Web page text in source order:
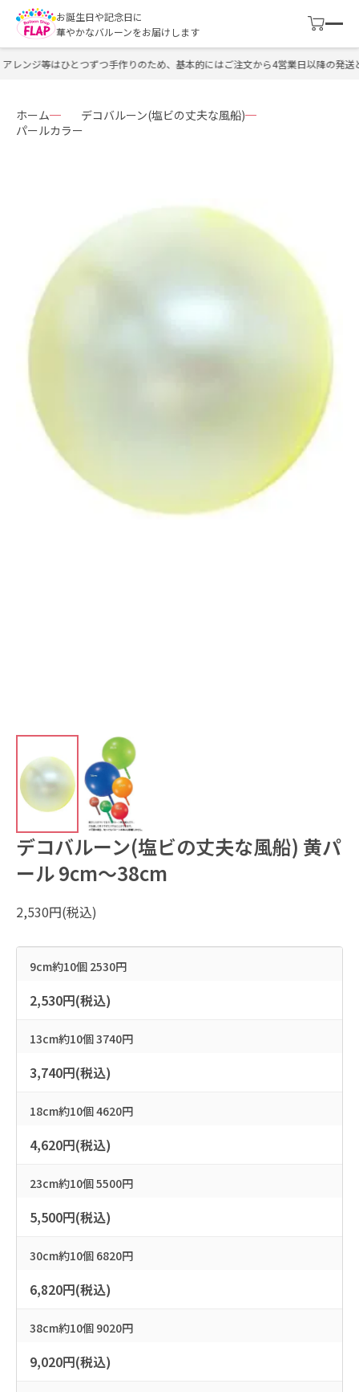
お誕生日や記念日に
華やかなバルーンをお届けします
ンジ等はひとつずつ手作りのため、基本的にはご注文から4営業日以降の発送と
ホーム
デコバルーン(塩ビの丈夫な風船)
パールカラー
デコバルーン(塩ビの丈夫な風船) 黄パ
ール 9cm～38cm
2,530円(税込)
9cm約10個 2530円
2,530円(税込)
13cm約10個 3740円
3,740円(税込)
18cm約10個 4620円
4,620円(税込)
23cm約10個 5500円
5,500円(税込)
30cm約10個 6820円
6,820円(税込)
38cm約10個 9020円
9,020円(税込)